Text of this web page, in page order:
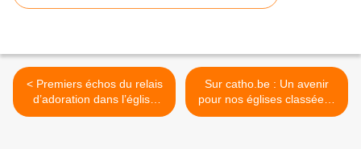
< Premiers échos du relais
d’adoration dans l’église
Sainte-Catherine
Sur catho.be : Un avenir
pour nos églises classées?
>